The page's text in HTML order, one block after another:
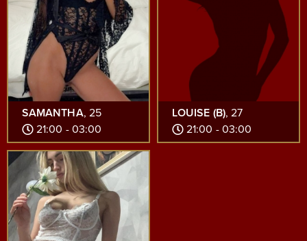
SAMANTHA, 25
21:00 - 03:00
LOUISE (B), 27
21:00 - 03:00